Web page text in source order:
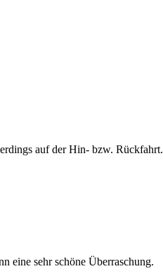
auf der Hin- bzw. Rückfahrt.
eine sehr schöne Überraschung.